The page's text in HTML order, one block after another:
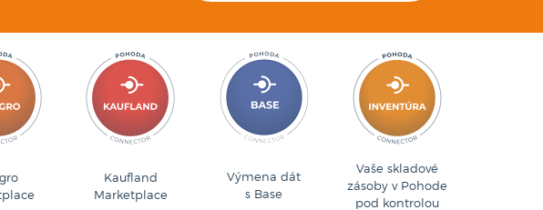
Kaufland
Marketplace
Výmena dát
s Base
Vaše skladové
zásoby v Pohode
pod kontrolou